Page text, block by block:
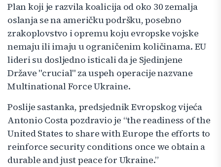
Plan koji je razvila koalicija od oko 30 zemalja
oslanja se na američku podršku, posebno
zrakoplovstvo i opremu koju evropske vojske
nemaju ili imaju u ograničenim količinama. EU
lideri su dosljedno isticali da je Sjedinjene
Države "crucial" za uspeh operacije nazvane
Multinational Force Ukraine.
Poslije sastanka, predsjednik Evropskog vijeća
Antonio Costa pozdravio je “the readiness of the
United States to share with Europe the efforts to
reinforce security conditions once we obtain a
durable and just peace for Ukraine.”